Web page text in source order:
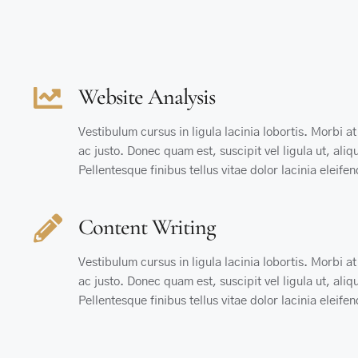
Website Analysis
Vestibulum cursus in ligula lacinia lobortis. Morbi
ac justo. Donec quam est, suscipit vel ligula ut,
Pellentesque finibus tellus vitae dolor lacinia
Content Writing
Vestibulum cursus in ligula lacinia lobortis. Morbi
ac justo. Donec quam est, suscipit vel ligula ut,
Pellentesque finibus tellus vitae dolor lacinia